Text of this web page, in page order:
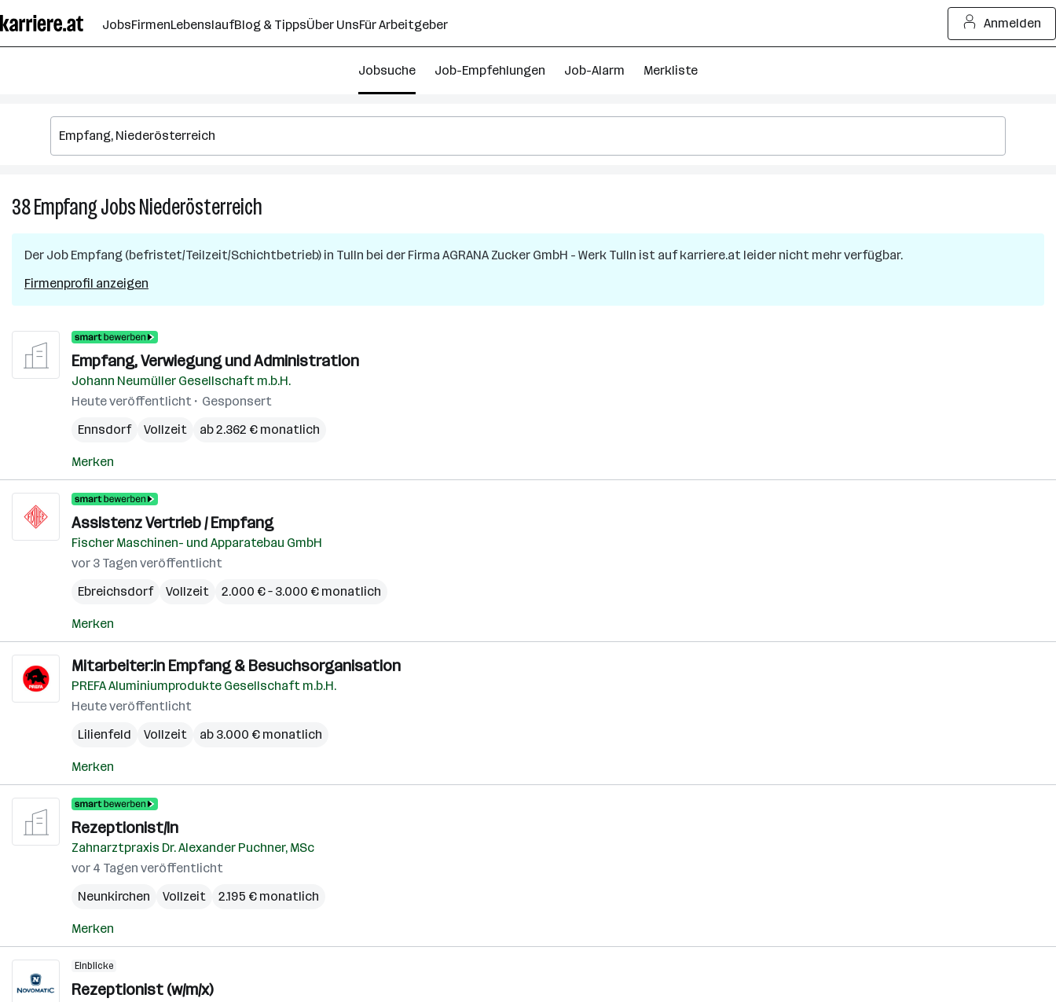
Seiteninhalt
springen
JobsFirmenLebenslaufBlog & TippsÜber UnsFür Arbeitgeber Anmelden
Jobsuche Job-Empfehlungen Job-Alarm Merkliste
38EmpfangJobsNiederösterreich
in
Der Job Empfang (befristet/Teilzeit/Schichtbetrieb) in Tulln bei der Firma AGRANA Zucker GmbH - Werk Tulln ist auf karriere.at leider nicht mehr verfügbar.
Firmenprofil anzeigen
Empfang, Verwiegung und Administration
Johann Neumüller Gesellschaft m.b.H.
Heute veröffentlicht
Gesponsert
Ennsdorf
Vollzeit ab 2.362 € monatlich
Merken
Assistenz Vertrieb / Empfang
Fischer Maschinen- und Apparatebau GmbH
vor 3 Tagen veröffentlicht
Ebreichsdorf
Vollzeit 2.000 € – 3.000 € monatlich
Merken
Mitarbeiter:in Empfang & Besuchsorganisation
PREFA Aluminiumprodukte Gesellschaft m.b.H.
Heute veröffentlicht
Lilienfeld
Vollzeit ab 3.000 € monatlich
Merken
Rezeptionist/In
Zahnarztpraxis Dr. Alexander Puchner, MSc
vor 4 Tagen veröffentlicht
Neunkirchen
Vollzeit 2.195 € monatlich
Merken
Einblicke
Rezeptionist (w/m/x)